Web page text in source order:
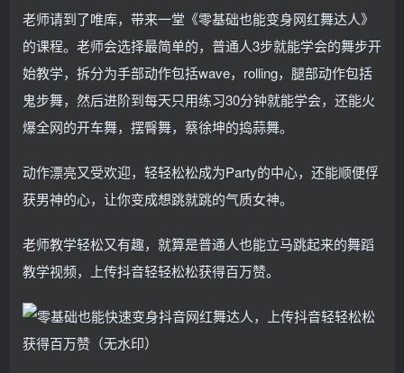
老师请到了唯库，带来一堂《零基础也能变身网红舞达人》
的课程。老师会选择最简单的，普通人3步就能学会的舞步开
始教学，拆分为手部动作包括wave，rolling，腿部动作包括
鬼步舞，然后进阶到每天只用练习30分钟就能学会，还能火
爆全网的开车舞，摆臀舞，蔡徐坤的捣蒜舞。
动作漂亮又受欢迎，轻轻松松成为Party的中心，还能顺便俘
获男神的心，让你变成想跳就跳的气质女神。
老师教学轻松又有趣，就算是普通人也能立马跳起来的舞蹈
教学视频，上传抖音轻轻松松获得百万赞。